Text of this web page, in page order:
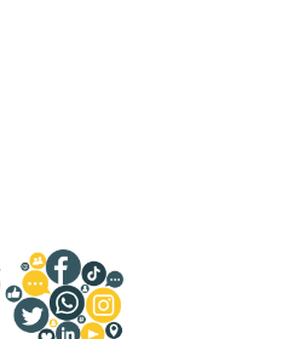
de les valoracions és de 0